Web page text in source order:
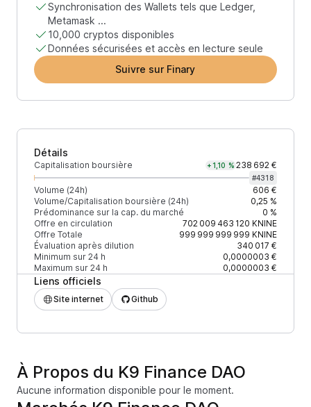
Synchronisation des Wallets tels que Ledger,
Metamask ...
10,000 cryptos disponibles
Données sécurisées et accès en lecture seule
Suivre sur Finary
Détails
Capitalisation boursière +1,10 % 238 692 €
#4318
Volume (24h)
606 €
Volume/Capitalisation boursière (24h)
0,25 %
Prédominance sur la cap. du marché
0 %
Offre en circulation
702 009 463 120 KNINE
Offre Totale
999 999 999 999 KNINE
Évaluation après dilution
340 017 €
Minimum sur 24 h
0,0000003 €
Maximum sur 24 h
0,0000003 €
Liens officiels
Site internet Github
À Propos du K9 Finance DAO
Aucune information disponible pour le moment.